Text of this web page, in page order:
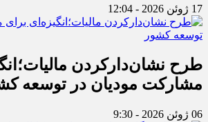
17 ژوئن 2026 - 12:04
طرح نشان‌دارکردن
مشارکت مودیان در توسعه
06 ژوئن 2026 - 9:30